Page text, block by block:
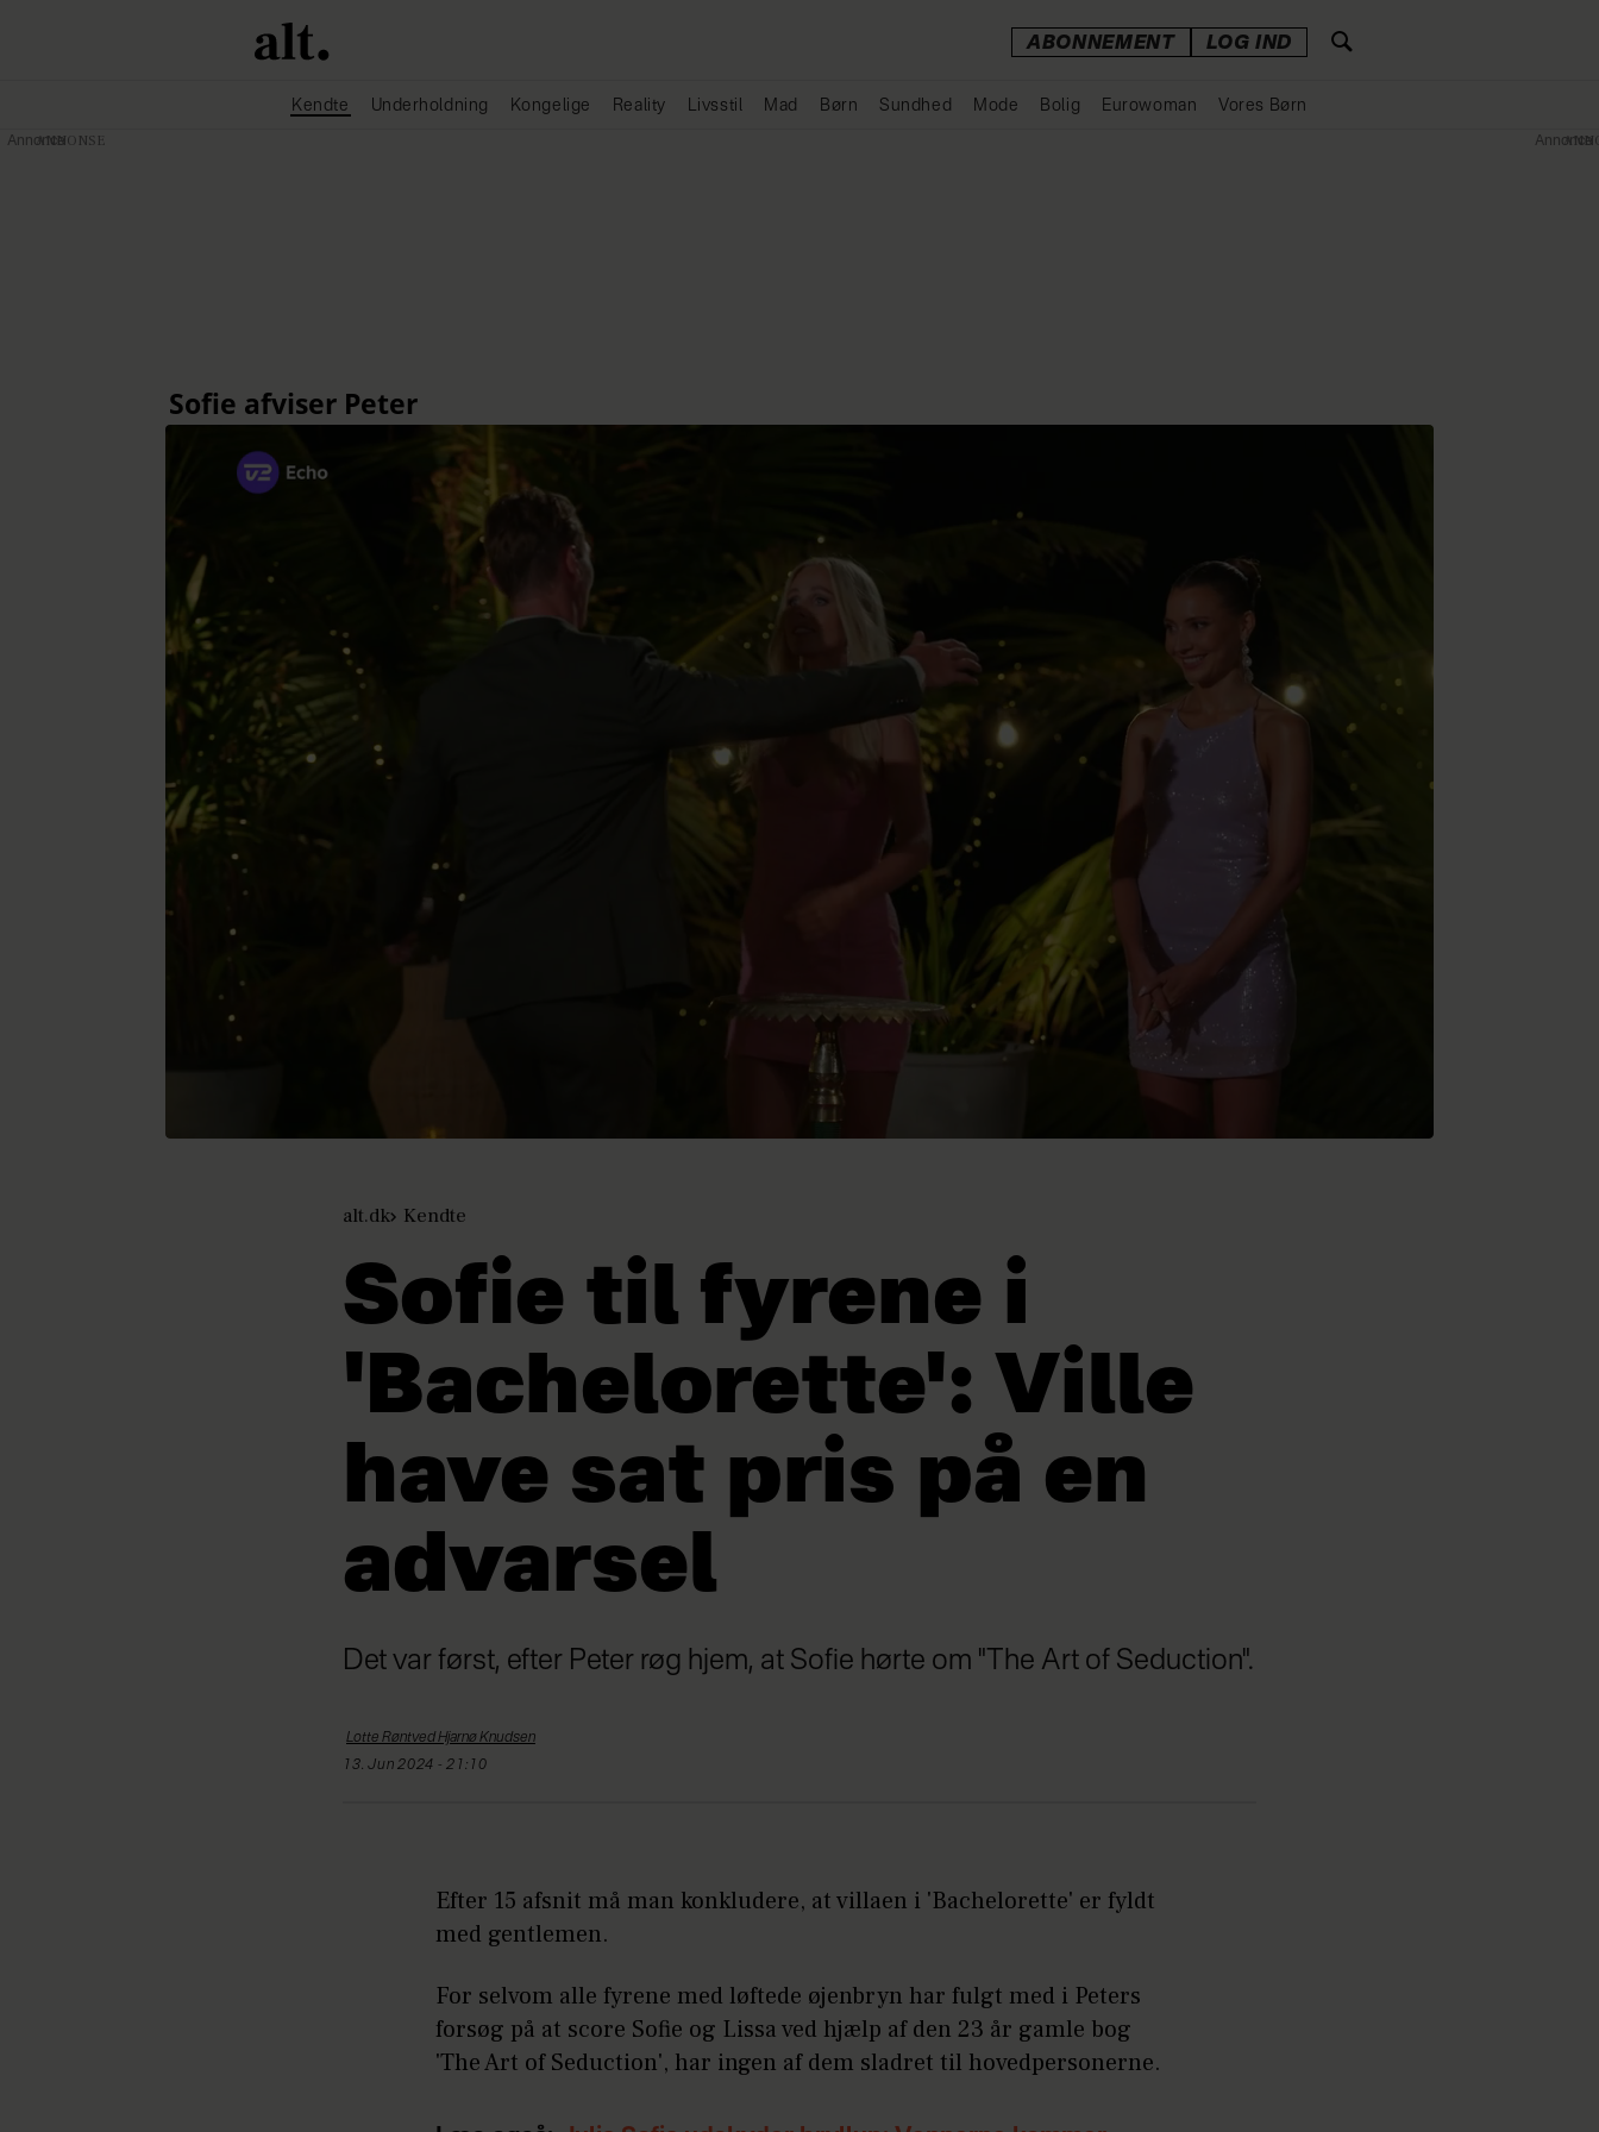
ABONNEMENT LOG IND
Kendte Underholdning Kongelige Reality Livsstil Mad Børn Sundhed Mode Bolig Eurowoman Vores Børn
alt.dk Kendte
Sofie til fyrene i
'Bachelorette': Ville
have sat pris på en
advarsel
Det var først, efter Peter røg hjem, at Sofie hørte om "The Art of Seduction".
Lotte Røntved HjarnøKnudsen
13. Jun 2024 - 21:10
Efter 15 afsnit må man konkludere, at villaen i 'Bachelorette' er fyldt
med gentlemen.
For selvom alle fyrene med løftede øjenbryn har fulgt med i Peters
forsøg på at score Sofie og Lissa ved hjælp af den 23 år gamle bog
'The Art of Seduction', har ingen af dem sladret til hovedpersonerne.
Annonce Annonce